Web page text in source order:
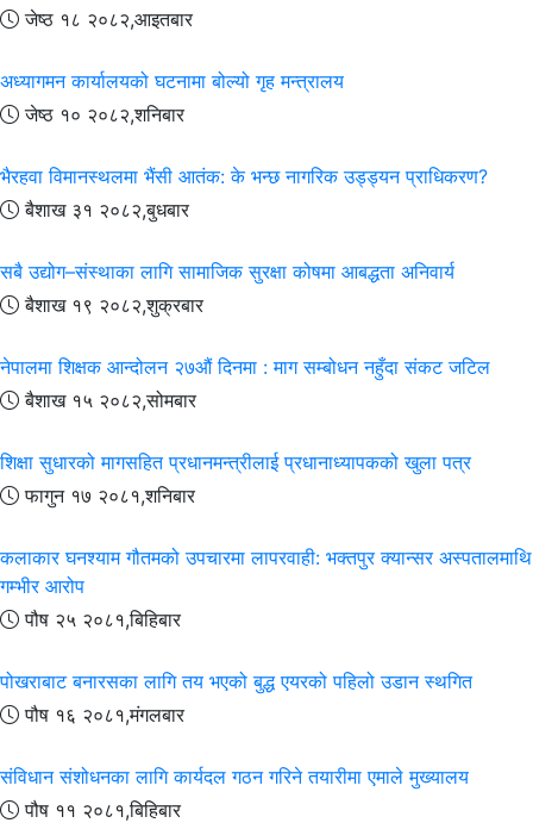
जेष्ठ १८ २०८२,आइतबार
अध्यागमन कार्यालयको घटनामा बोल्यो गृह मन्त्रालय
जेष्ठ १० २०८२,शनिबार
भैरहवा विमानस्थलमा भैंसी आतंक: के भन्छ नागरिक उड्ड्यन प्राधिकरण?
बैशाख ३१ २०८२,बुधबार
सबै उद्योग–संस्थाका लागि सामाजिक सुरक्षा कोषमा आबद्धता अनिवार्य
बैशाख १९ २०८२,शुक्रबार
नेपालमा शिक्षक आन्दोलन २७औं दिनमा : माग सम्बोधन नहुँदा संकट जटिल
बैशाख १५ २०८२,सोमबार
शिक्षा सुधारको मागसहित प्रधानमन्त्रीलाई प्रधानाध्यापकको खुला पत्र
फागुन १७ २०८१,शनिबार
कलाकार घनश्याम गौतमको उपचारमा लापरवाही: भक्तपुर क्यान्सर अस्पतालमाथि
गम्भीर आरोप
पौष २५ २०८१,बिहिबार
पोखराबाट बनारसका लागि तय भएको बुद्ध एयरको पहिलो उडान स्थगित
पौष १६ २०८१,मंगलबार
संविधान संशोधनका लागि कार्यदल गठन गरिने तयारीमा एमाले मुख्यालय
पौष ११ २०८१,बिहिबार